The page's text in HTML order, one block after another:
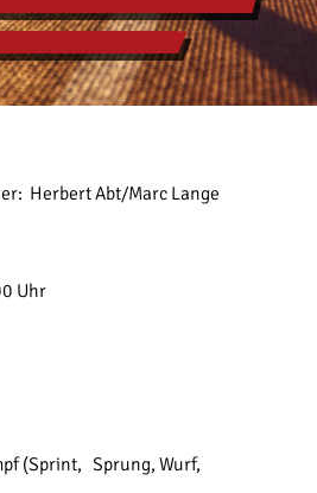
Herbert Abt/Marc Lange
Uhr
(Sprint, Sprung, Wurf,